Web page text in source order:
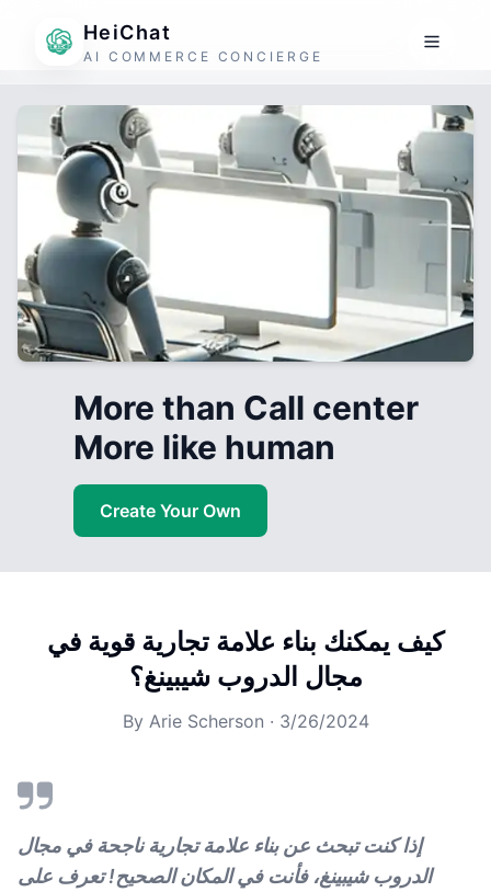
HeiChat
AI COMMERCE CONCIERGE
More than Call center
More like human
Create Your Own
كيف يمكنك بناء علامة تجارية قوية في
مجال الدروب شيبينغ؟
By Arie Scherson · 3/26/2024
إذا كنت تبحث عن بناء علامة تجارية ناجحة في مجال
الدروب شيبينغ، فأنت في المكان الصحيح! تعرف على